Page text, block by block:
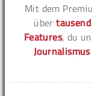
Mit dem
über
Features, du
Journalismus